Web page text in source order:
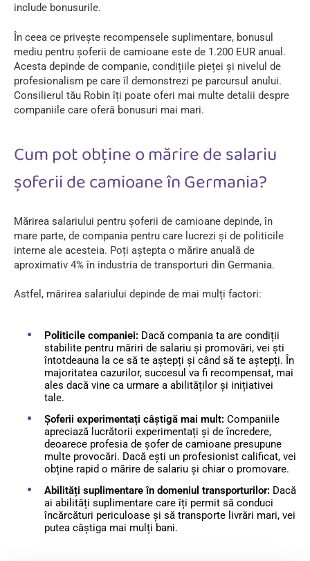
include bonusurile.
În ceea ce privește recompensele suplimentare, bonusul
mediu pentru șoferii de camioane este de 1.200 EUR anual.
Acesta depinde de companie, condițiile pieței și nivelul de
profesionalism pe care îl demonstrezi pe parcursul anului.
Consilierul tău Robin îți poate oferi mai multe detalii despre
companiile care oferă bonusuri mai mari.
Cum pot obține o mărire de salariu
șoferii de camioane în Germania?
Mărirea salariului pentru șoferii de camioane depinde, în
mare parte, de compania pentru care lucrezi și de politicile
interne ale acesteia. Poți aștepta o mărire anuală de
aproximativ 4% în industria de transporturi din Germania.
Astfel, mărirea salariului depinde de mai mulți factori:
Politicile companiei: Dacă compania ta are condiții
stabilite pentru măriri de salariu și promovări, vei ști
întotdeauna la ce să te aștepți și când să te aștepți. În
majoritatea cazurilor, succesul va fi recompensat, mai
ales dacă vine ca urmare a abilităților și inițiativei
tale.
Șoferii experimentați câștigă mai mult: Companiile
apreciază lucrătorii experimentați și de încredere,
deoarece profesia de șofer de camioane presupune
multe provocări. Dacă ești un profesionist calificat, vei
obține rapid o mărire de salariu și chiar o promovare.
Abilități suplimentare în domeniul transporturilor: Dacă
ai abilități suplimentare care îți permit să conduci
încărcături periculoase și să transporte livrări mari, vei
putea câștiga mai mulți bani.